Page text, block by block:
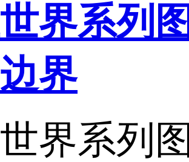
界系列
界
界系列